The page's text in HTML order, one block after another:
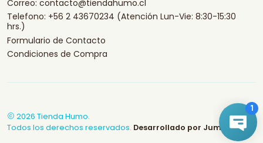
Correo: contacto@tiendahumo.cl
Telefono: +56 2 43670234 (Atención Lun-Vie: 8:30-15:30
hrs.)
Formulario de Contacto
Condiciones de Compra
2026 Tienda Humo.
Todos los derechos reservados. Desarrollado por Jumpseller